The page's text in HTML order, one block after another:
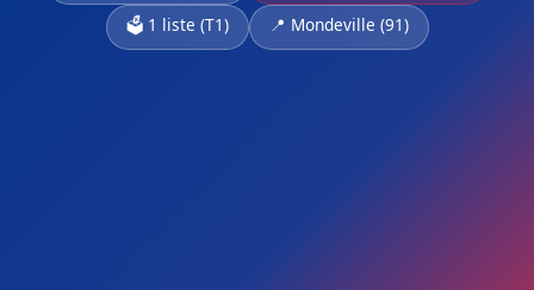
🗳️ 1 liste (T1)
📍 Mondeville (91)